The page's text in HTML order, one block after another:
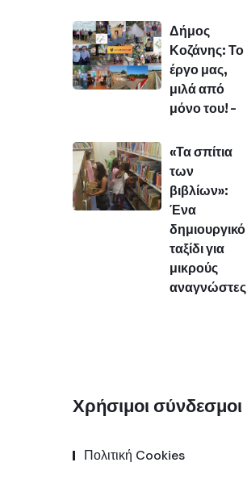
Δήμος
Κοζάνης: Το
έργο μας,
μιλά από
μόνο του! –
«Τα σπίτια
των
βιβλίων»:
Ένα
δημιουργικό
ταξίδι για
μικρούς
αναγνώστες
Χρήσιμοι σύνδεσμοι
Πολιτική Cookies